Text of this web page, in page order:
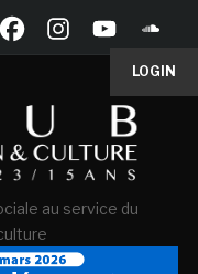
LOGIN
au service du